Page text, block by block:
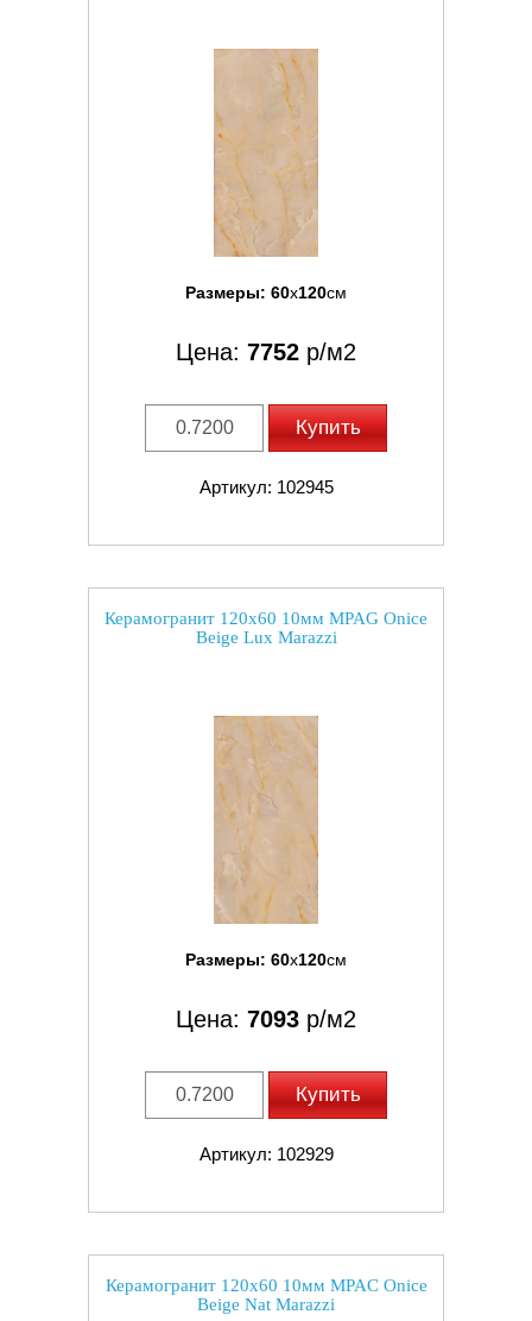
Размеры: 60x120см
Цена: 7752 р/м2
Купить
Артикул: 102945
Керамогранит 120x60 10мм MPAG Onice
Beige Lux Marazzi
Размеры: 60x120см
Цена: 7093 р/м2
Купить
Артикул: 102929
Керамогранит 120x60 10мм MPAC Onice
Beige Nat Marazzi